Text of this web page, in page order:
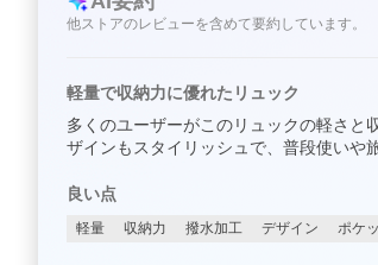
他ストアのレビューを含めて要約しています。
軽量で収納力に優れたリュック
多くのユーザーがこのリュックの軽さと
ザインもスタイリッシュで、普段使いや
良い点
軽量 収納力 撥水加工 デザイン ポケ